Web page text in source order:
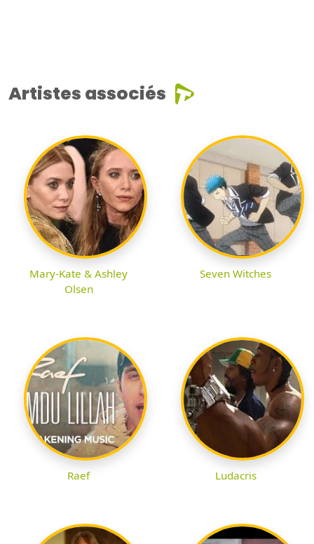
Artistes associés
Mary-Kate & Ashley
Olsen
Seven Witches
Raef Ludacris